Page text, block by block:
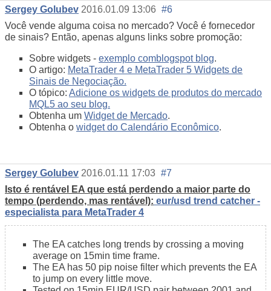
Sergey Golubev 2016.01.09 13:06 #6
Você vende alguma coisa no mercado? Você é fornecedor
de sinais? Então, apenas alguns links sobre promoção:
Sobre widgets - exemplo comblogspot blog.
O artigo: MetaTrader 4 e MetaTrader 5 Widgets de
Sinais de Negociação.
O tópico: Adicione os widgets de produtos do mercado
MQL5 ao seu blog.
Obtenha um Widget de Mercado.
Obtenha o widget do Calendário Econômico.
Sergey Golubev 2016.01.11 17:03 #7
Isto é rentável EA que está perdendo a maior parte do
tempo (perdendo, mas rentável): eur/usd trend catcher -
especialista para MetaTrader 4
The EA catches long trends by crossing a moving
average on 15min time frame.
The EA has 50 pip noise filter which prevents the EA
to jump on every little move.